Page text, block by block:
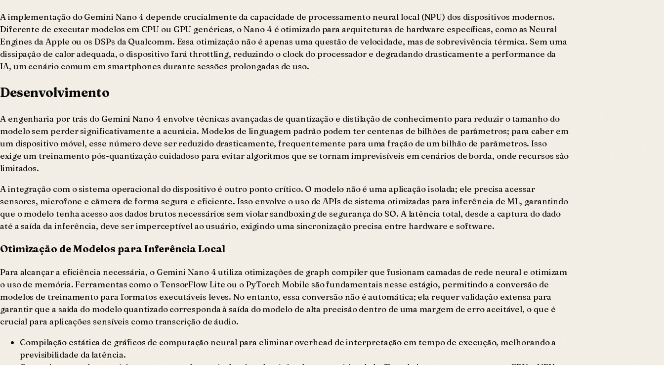
A implementação do Gemini Nano 4 depende crucialmente da capacidade de processamento neural local (NPU) dos dispositivos modernos.
Diferente de executar modelos em CPU ou GPU genéricas, o Nano 4 é otimizado para arquiteturas de hardware específicas, como as Neural
Engines da Apple ou os DSPs da Qualcomm. Essa otimização não é apenas uma questão de velocidade, mas de sobrevivência térmica. Sem uma
dissipação de calor adequada, o dispositivo fará throttling, reduzindo o clock do processador e degradando drasticamente a performance da
IA, um cenário comum em smartphones durante sessões prolongadas de uso.
Desenvolvimento
A engenharia por trás do Gemini Nano 4 envolve técnicas avançadas de quantização e distilação de conhecimento para reduzir o tamanho do
modelo sem perder significativamente a acurácia. Modelos de linguagem padrão podem ter centenas de bilhões de parâmetros; para caber em
um dispositivo móvel, esse número deve ser reduzido drasticamente, frequentemente para uma fração de um bilhão de parâmetros. Isso
exige um treinamento pós-quantização cuidadoso para evitar algoritmos que se tornam imprevisíveis em cenários de borda, onde recursos são
limitados.
A integração com o sistema operacional do dispositivo é outro ponto crítico. O modelo não é uma aplicação isolada; ele precisa acessar
sensores, microfone e câmera de forma segura e eficiente. Isso envolve o uso de APIs de sistema otimizadas para inferência de ML, garantindo
que o modelo tenha acesso aos dados brutos necessários sem violar sandboxing de segurança do SO. A latência total, desde a captura do dado
até a saída da inferência, deve ser imperceptível ao usuário, exigindo uma sincronização precisa entre hardware e software.
Otimização de Modelos para Inferência Local
Para alcançar a eficiência necessária, o Gemini Nano 4 utiliza otimizações de graph compiler que fusionam camadas de rede neural e otimizam
o uso de memória. Ferramentas como o TensorFlow Lite ou o PyTorch Mobile são fundamentais nesse estágio, permitindo a conversão de
modelos de treinamento para formatos executáveis leves. No entanto, essa conversão não é automática; ela requer validação extensa para
garantir que a saída do modelo quantizado corresponda à saída do modelo de alta precisão dentro de uma margem de erro aceitável, o que é
crucial para aplicações sensíveis como transcrição de áudio.
Compilação estática de gráficos de computação neural para eliminar overhead de interpretação em tempo de execução, melhorando a
previsibilidade da latência.